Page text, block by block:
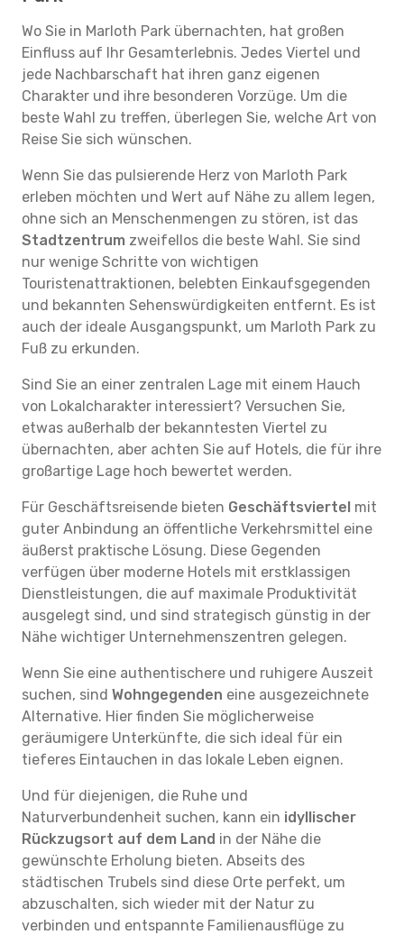
Wo Sie in Marloth Park übernachten, hat großen
Einfluss auf Ihr Gesamterlebnis. Jedes Viertel und
jede Nachbarschaft hat ihren ganz eigenen
Charakter und ihre besonderen Vorzüge. Um die
beste Wahl zu treffen, überlegen Sie, welche Art von
Reise Sie sich wünschen.
Wenn Sie das pulsierende Herz von Marloth Park
erleben möchten und Wert auf Nähe zu allem legen,
ohne sich an Menschenmengen zu stören, ist das
Stadtzentrum zweifellos die beste Wahl. Sie sind
nur wenige Schritte von wichtigen
Touristenattraktionen, belebten Einkaufsgegenden
und bekannten Sehenswürdigkeiten entfernt. Es ist
auch der ideale Ausgangspunkt, um Marloth Park zu
Fuß zu erkunden.
Sind Sie an einer zentralen Lage mit einem Hauch
von Lokalcharakter interessiert? Versuchen Sie,
etwas außerhalb der bekanntesten Viertel zu
übernachten, aber achten Sie auf Hotels, die für ihre
großartige Lage hoch bewertet werden.
Für Geschäftsreisende bieten Geschäftsviertel mit
guter Anbindung an öffentliche Verkehrsmittel eine
äußerst praktische Lösung. Diese Gegenden
verfügen über moderne Hotels mit erstklassigen
Dienstleistungen, die auf maximale Produktivität
ausgelegt sind, und sind strategisch günstig in der
Nähe wichtiger Unternehmenszentren gelegen.
Wenn Sie eine authentischere und ruhigere Auszeit
suchen, sind Wohngegenden eine ausgezeichnete
Alternative. Hier finden Sie möglicherweise
geräumigere Unterkünfte, die sich ideal für ein
tieferes Eintauchen in das lokale Leben eignen.
Und für diejenigen, die Ruhe und
Naturverbundenheit suchen, kann ein idyllischer
Rückzugsort auf dem Land in der Nähe die
gewünschte Erholung bieten. Abseits des
städtischen Trubels sind diese Orte perfekt, um
abzuschalten, sich wieder mit der Natur zu
verbinden und entspannte Familienausflüge zu